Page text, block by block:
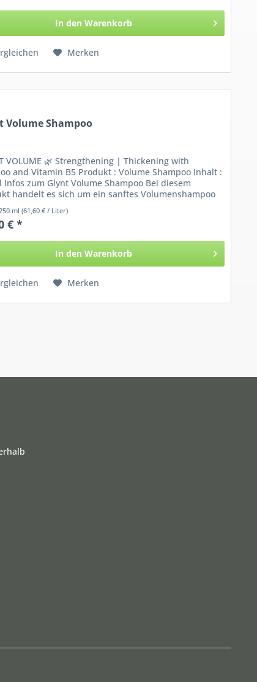
In den Warenkorb
Merken
Volume Shampoo
VOLUME 🌿 Strengthening | Thickening with
and Vitamin B5 Produkt : Volume Shampoo Inhalt :
Infos zum Glynt Volume Shampoo Bei diesem
handelt es sich um ein sanftes Volumenshampoo
250 ml(61,60 € / Liter)
€ *
In den Warenkorb
Merken